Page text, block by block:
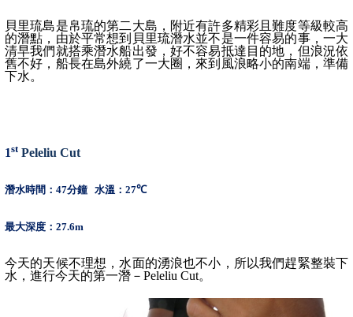
貝里琉島是帛琉的第二大島，附近有許多精彩且難度等級較高
的潛點， 由於平常想到貝里琉潛水並不是一件容易的事，一大
清早我們就搭乘潛水船出發，好不容易抵達目的地，但浪況依
舊不好，船長在島外繞了一大圈，來到風浪略小的南端，準備
下水。
1st Peleliu Cut
潛水時間： 47分鐘 水溫： 27℃
最大深度： 27.6m
今天的天候不理想，水面的湧浪也不小，所以我們趕緊整裝下
水，進行今天的第一潛－ Peleliu Cut。